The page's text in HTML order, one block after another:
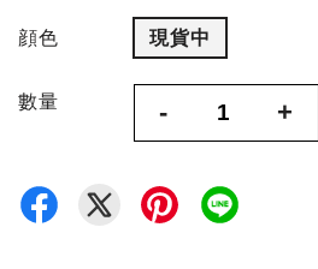
顔色 現貨中
數量 - +